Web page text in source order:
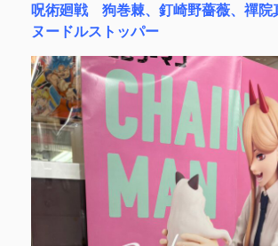
呪術廻戦 狗巻棘、釘崎野薔薇、禪院
ヌードルストッパー